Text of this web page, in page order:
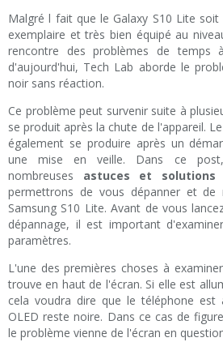
Malgré l fait que le Galaxy S10 Lite
exemplaire et très bien équipé au
rencontre des problèmes de temps
d'aujourd'hui, Tech Lab aborde le
noir sans réaction.
Ce problème peut survenir suite à
se produit après la chute de l'appareil.
également se produire après un
une mise en veille. Dans ce
nombreuses astuces et solutions
permettrons de vous dépanner et de
Samsung S10 Lite. Avant de vous
dépannage, il est important
paramètres.
L'une des premières choses à
trouve en haut de l'écran. Si elle est
cela voudra dire que le téléphone est
OLED reste noire. Dans ce cas de
le problème vienne de l'écran en